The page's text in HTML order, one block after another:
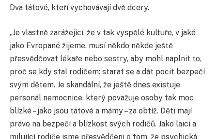
Dva tátové, kteří vychovávají dvě dcery.
„Je vlastně zarážející, že v tak vyspělé kultuře, v jaké
jako Evropané žijeme, musí někdo někde ještě
přesvědčovat lékaře nebo sestry, aby mohl naplnit to,
proč se kdy stal rodičem: starat se a dát pocit bezpečí
svým dětem. Je skandální, že ještě dnes existuje
personál nemocnice, který považuje osoby tak moc
blízké – jako jsou tátové a mámy – za obtíž. Děti mají
právo na bezpečí a blízkost svých rodičů. Jako laici a
milující rodiče jsme přesvědčeni o tom, že psychická